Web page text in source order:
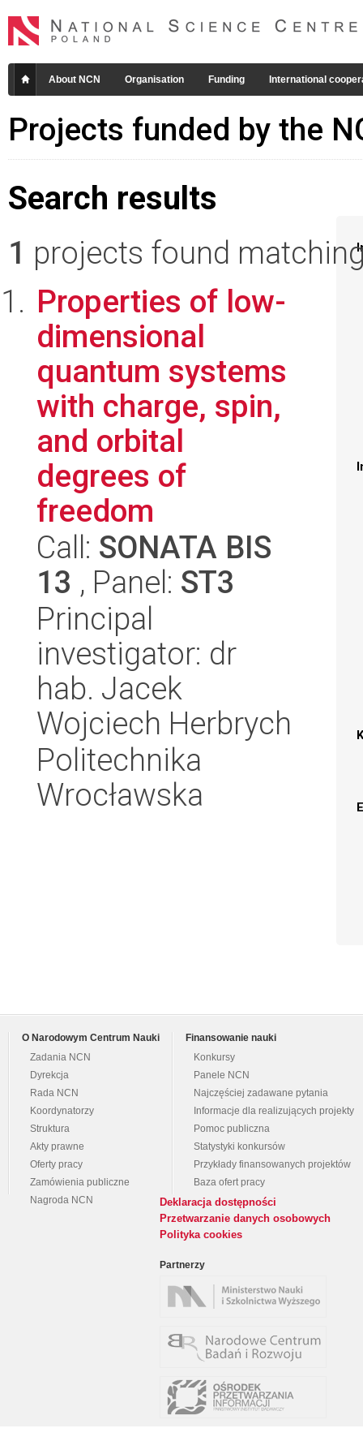
About NCN Organisation Funding International
Projects funded by the
Search results
1 projects found
Properties of low-
dimensional
quantum systems
with charge, spin,
and orbital
degrees of
freedom
Call: SONATA BIS
13 , Panel: ST3
Principal
investigator: dr
hab. Jacek
Wojciech Herbrych
Politechnika
Wrocławska
O Narodowym Centrum Nauki
Zadania NCN
Dyrekcja
Rada NCN
Koordynatorzy
Struktura
Akty prawne
Oferty pracy
Zamówienia publiczne
Nagroda NCN
Finansowanie nauki
Konkursy
Panele NCN
Najczęściej zadawane pytania
Informacje dla realizujących projekty
Pomoc publiczna
Statystyki konkursów
Przykłady finansowanych projektów
Baza ofert pracy
Deklaracja dostępności
Przetwarzanie danych osobowych
Polityka cookies
Partnerzy